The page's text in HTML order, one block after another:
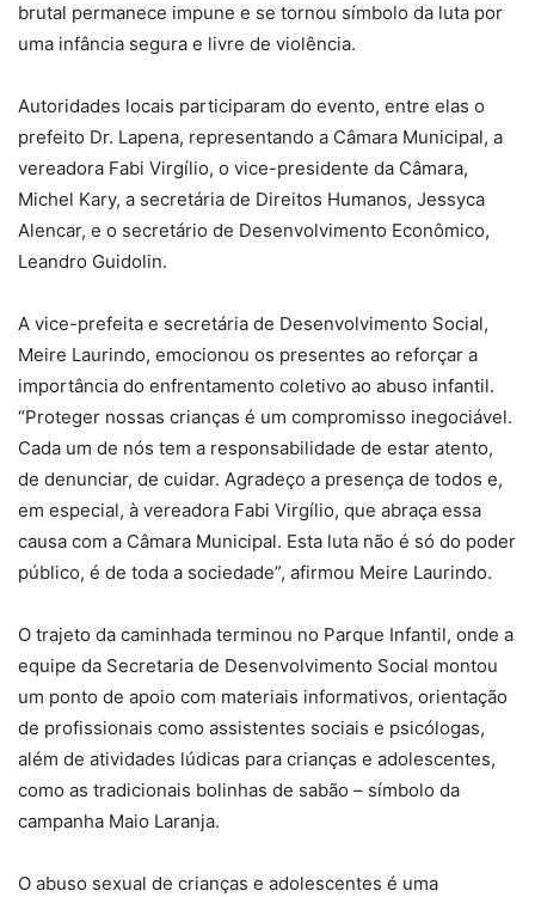
brutal permanece impune e se tornou símbolo da luta por
uma infância segura e livre de violência.
Autoridades locais participaram do evento, entre elas o
prefeito Dr. Lapena, representando a Câmara Municipal, a
vereadora Fabi Virgílio, o vice-presidente da Câmara,
Michel Kary, a secretária de Direitos Humanos, Jessyca
Alencar, e o secretário de Desenvolvimento Econômico,
Leandro Guidolin.
A vice-prefeita e secretária de Desenvolvimento Social,
Meire Laurindo, emocionou os presentes ao reforçar a
importância do enfrentamento coletivo ao abuso infantil.
“Proteger nossas crianças é um compromisso inegociável.
Cada um de nós tem a responsabilidade de estar atento,
de denunciar, de cuidar. Agradeço a presença de todos e,
em especial, à vereadora Fabi Virgílio, que abraça essa
causa com a Câmara Municipal. Esta luta não é só do poder
público, é de toda a sociedade”, afirmou Meire Laurindo.
O trajeto da caminhada terminou no Parque Infantil, onde a
equipe da Secretaria de Desenvolvimento Social montou
um ponto de apoio com materiais informativos, orientação
de profissionais como assistentes sociais e psicólogas,
além de atividades lúdicas para crianças e adolescentes,
como as tradicionais bolinhas de sabão – símbolo da
campanha Maio Laranja.
O abuso sexual de crianças e adolescentes é uma